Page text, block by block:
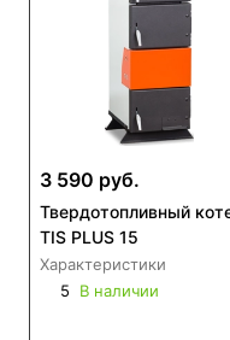
3 590 руб.
Твердотопливный
TIS PLUS 15
Характеристики
5
В наличии